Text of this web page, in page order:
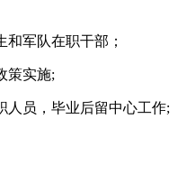
和军队在职干部；
策实施;
人员，毕业后留中心工作;